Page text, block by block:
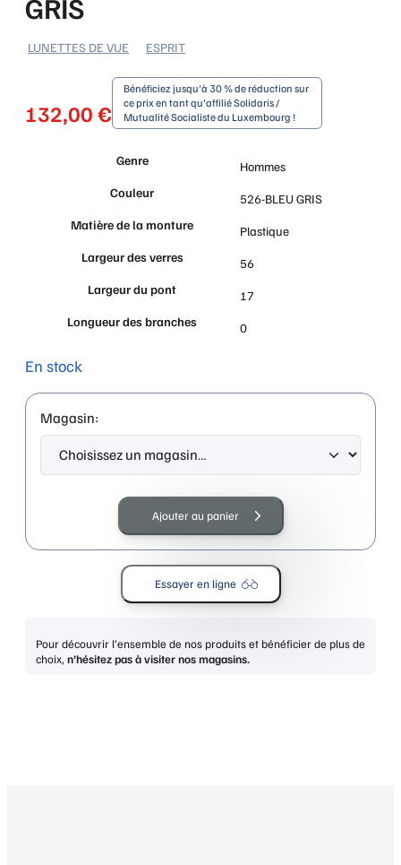
GRIS
LUNETTES DE VUE ESPRIT
132,00 €
Bénéficiez jusqu'à 30 % de réduction sur
ce prix en tant qu'affilié Solidaris /
Mutualité Socialiste du Luxembourg !
Genre
Hommes
Couleur
526-BLEU GRIS
Matière de la monture
Plastique
Largeur des verres
56
Largeur du pont
17
Longueur des branches
0
En stock
Magasin:
17524
Ajouter au panier
Essayer en ligne
Pour découvrir l’ensemble de nos produits et bénéficier de plus de
choix, n’hésitez pas à visiter nos magasins.